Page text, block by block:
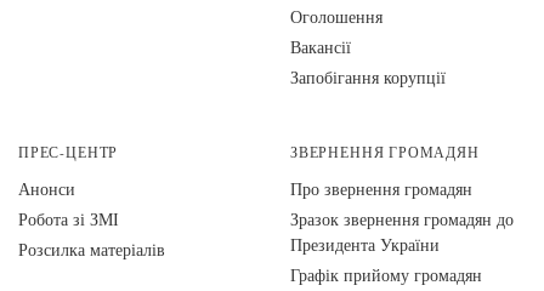
Оголошення
Вакансії
Запобігання корупції
ПРЕС-ЦЕНТР
Анонси
Робота зі ЗМІ
Розсилка матеріалів
ЗВЕРНЕННЯ ГРОМАДЯН
Про звернення громадян
Зразок звернення громадян до
Президента України
Графік прийому громадян